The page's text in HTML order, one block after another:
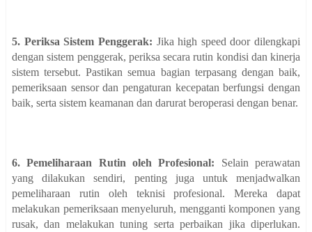
5. Periksa Sistem Penggerak: Jika high speed door dilengkapi
dengan sistem penggerak, periksa secara rutin kondisi dan kinerja
sistem tersebut. Pastikan semua bagian terpasang dengan baik,
pemeriksaan sensor dan pengaturan kecepatan berfungsi dengan
baik, serta sistem keamanan dan darurat beroperasi dengan benar.
6. Pemeliharaan Rutin oleh Profesional: Selain perawatan
yang dilakukan sendiri, penting juga untuk menjadwalkan
pemeliharaan rutin oleh teknisi profesional. Mereka dapat
melakukan pemeriksaan menyeluruh, mengganti komponen yang
rusak, dan melakukan tuning serta perbaikan jika diperlukan.